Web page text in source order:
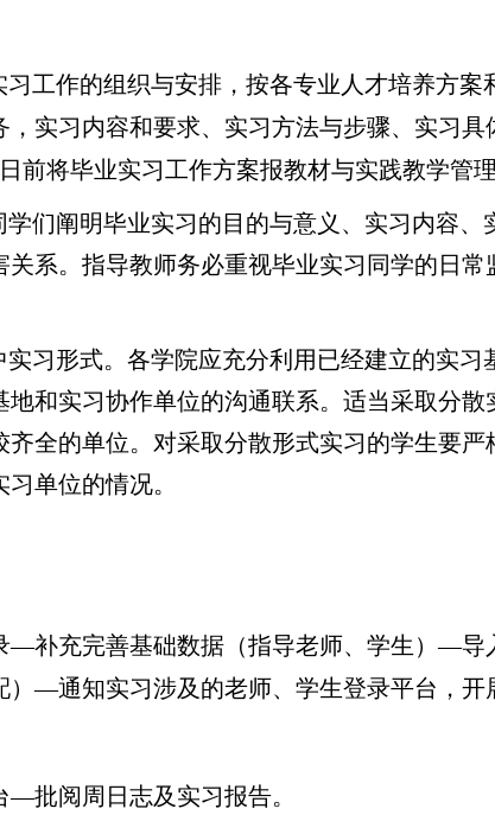
工作的组织与安排，按各专业人才培养方
实习内容和要求、实习方法与步骤、实习具
日前将毕业实习工作方案报教材与实践教学管理
们阐明毕业实习的目的与意义、实习内容、
系。指导教师务必重视毕业实习同学的日
习形式。各学院应充分利用已经建立的实
和实习协作单位的沟通联系。适当采取分
全的单位。对采取分散形式实习的学生要
单位的情况。
—补充完善基础数据（指导老师、学生）—导
—通知实习涉及的老师、学生登录平台，开
—批阅周日志及实习报告。